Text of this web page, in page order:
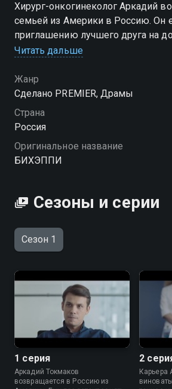
Хирург-онкогинеколог Аркадий
семьей из Америки в Россию. Он
приглашению лучшего друга на
директора клиники, где
пациентами. Как его примет
Шуре, жене Аркадия, которой
любимым мужем в нелюбимую
«БИХЭППИ» – это ироничный
счастья нет.
Читать дальше
Жанр
Сделано PREMIER, Драмы
Страна
Россия
Оригинальное название
БИХЭППИ
Сезоны и серии
Сезон 1
1 серия
Аркадий Токмаков
возвращается в Россию из
2
Карьера